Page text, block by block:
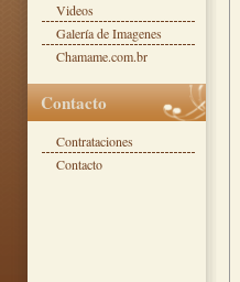
Videos
Galería de Imagenes
Chamame.com.br
Contacto
Contrataciones
Contacto